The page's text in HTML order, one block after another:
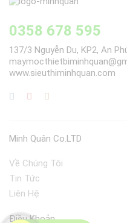
0358 678 595
137/3 Nguyễn Du, KP2, An
www.sieuthiminhquan.com
Minh Quân Co.LTD
Về Chúng Tôi
Tin Tức
Liên Hệ
Điều Khoản